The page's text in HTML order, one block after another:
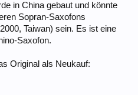
in China gebaut und könnte
Sopran-Saxofons
Taiwan) sein. Es ist eine
Saxofon.
Original als Neukauf: